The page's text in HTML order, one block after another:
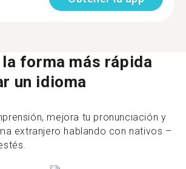
forma más rápida
un idioma
mejora tu pronunciación y
extranjero hablando con nativos –